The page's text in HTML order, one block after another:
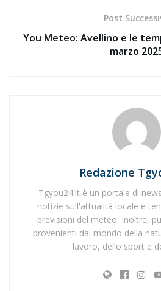
Post
You Meteo: Avellino e le
marzo
Redazione
Tgyou24.it è un portale di
notizie sull'attualità locale e
previsioni del meteo. Inoltre,
provenienti dal mondo della
lavoro, dello sport e